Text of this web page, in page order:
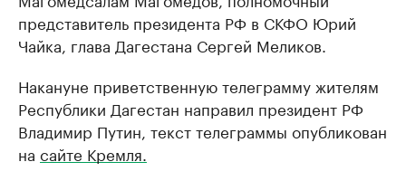
представитель президента РФ в СКФО Юрий
Чайка, глава Дагестана Сергей Меликов.
Накануне приветственную телеграмму жителям
Республики Дагестан направил президент РФ
Владимир Путин, текст телеграммы опубликован
на сайте Кремля.